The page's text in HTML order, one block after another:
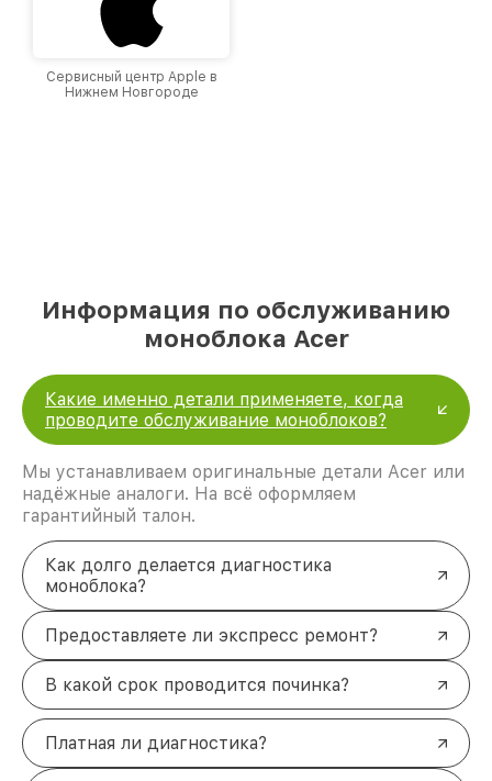
Сервисный центр Apple в
Нижнем Новгороде
Информация по обслуживанию
моноблока Acer
Какие именно детали применяете, когда
проводите обслуживание моноблоков?
Мы устанавливаем оригинальные детали Acer или
надёжные аналоги. На всё оформляем
гарантийный талон.
Как долго делается диагностика
моноблока?
Предоставляете ли экспресс ремонт?
В какой срок проводится починка?
Платная ли диагностика?